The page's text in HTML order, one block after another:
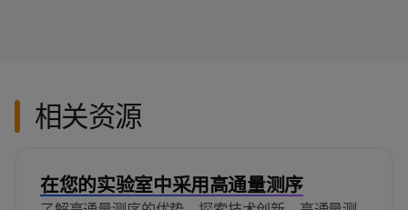
相关资源
在您的实验室中采用高通量测序